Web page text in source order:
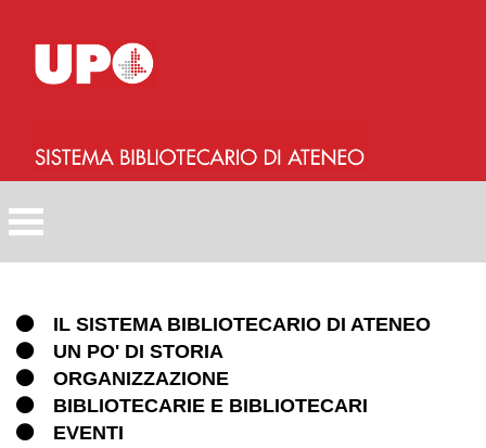
principale
IL SISTEMA BIBLIOTECARIO DI ATENEO
UN PO' DI STORIA
ORGANIZZAZIONE
BIBLIOTECARIE E BIBLIOTECARI
EVENTI